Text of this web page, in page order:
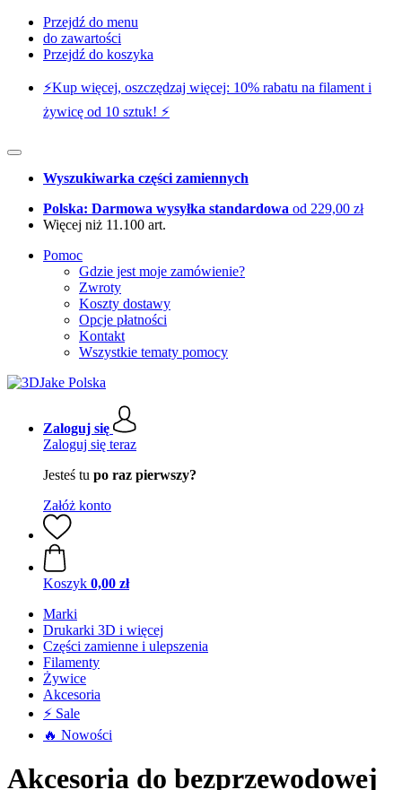
Przejdź do menu
do zawartości
Przejdź do koszyka
⚡️Kup więcej, oszczędzaj więcej: 10% rabatu na filament i
żywicę od 10 sztuk! ⚡️
Wyszukiwarka części zamiennych
Polska: Darmowa wysyłka standardowa od 229,00 zł
Więcej niż 11.100 art.
Pomoc
Gdzie jest moje zamówienie?
Zwroty
Koszty dostawy
Opcje płatności
Kontakt
Wszystkie tematy pomocy
Zaloguj się
Zaloguj się teraz
Jesteś tu po raz pierwszy?
Załóż konto
Koszyk 0,00 zł
Marki
Drukarki 3D i więcej
Części zamienne i ulepszenia
Filamenty
Żywice
Akcesoria
⚡ Sale
🔥 Nowości
Akcesoria do bezprzewodowej